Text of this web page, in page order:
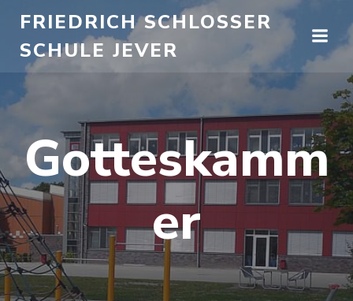
Zum
Inhalt
FRIEDRICH SCHLOSSER
SCHULE JEVER
Gotteskamm
er